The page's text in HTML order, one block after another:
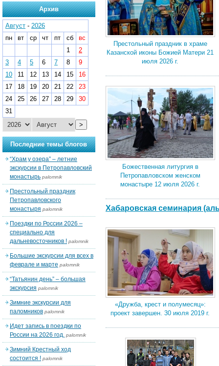
Престольный праздник в храме
Казанской иконы Божией Матери 21
июля 2026 г.
Божественная литургия в
Петропавловском женском
монастыре 12 июля 2026 г.
Хабаровская семинария
«Дружба, крест и полумесяц»:
проект завершен. 30 июля 2019 г.
Архив
Август - 2026
пн
вт ср чт пт сб
вс
1
2
3
4 5 6 7 8
9
10
11 12 13 14 15
16
17
18 19 20 21 22
23
24
25 26 27 28 29
30
31
>
Последние темы блогов
“Храм у озера” – летние
экскурсии в Петропавловский
монастырь palomnik
Престольный праздник
Петропавловского
монастыря palomnik
Поездки по России 2026 –
специально для
дальневосточников ! palomnik
Большие экскурсии для всех в
феврале и марте palomnik
“Татьянин день” – большая
экскурсия palomnik
Зимние экскурсии для
паломников palomnik
Идет запись в поездки по
России на 2026 год. palomnik
Зимний Крестный ход
состоится ! palomnik